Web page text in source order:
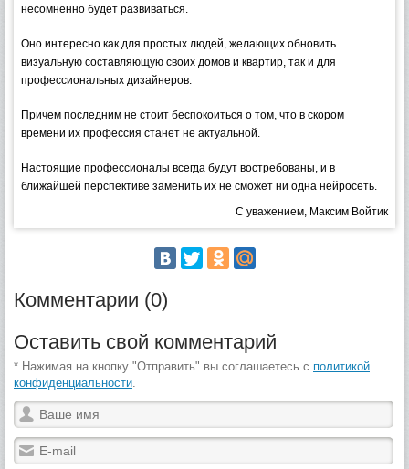
несомненно будет развиваться.
Оно интересно как для простых людей, желающих обновить
визуальную составляющую своих домов и квартир, так и для
профессиональных дизайнеров.
Причем последним не стоит беспокоиться о том, что в скором
времени их профессия станет не актуальной.
Настоящие профессионалы всегда будут востребованы, и в
ближайшей перспективе заменить их не сможет ни одна нейросеть.
С уважением, Максим Войтик
Комментарии (0)
Оставить свой комментарий
* Нажимая на кнопку "Отправить" вы соглашаетесь с политикой
конфиденциальности